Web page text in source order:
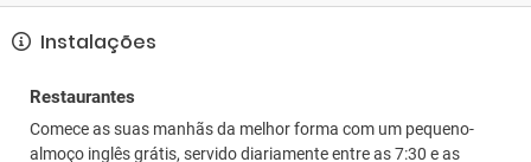
Instalações
Restaurantes
Comece as suas manhãs da melhor forma com um pequeno-
almoço inglês grátis, servido diariamente entre as 7:30 e as